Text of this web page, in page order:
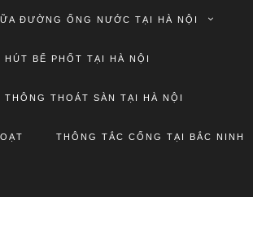
ĐƯỜNG ỐNG NƯỚC TẠI HÀ NỘI
HÚT BỂ PHỐT TẠI HÀ NỘI
THÔNG THOÁT SÀN TẠI HÀ NỘI
THÔNG TẮC CỐNG TẠI BẮC NINH